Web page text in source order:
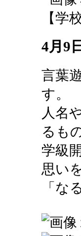
【学
4月9
言葉
す。
人名
るも
学級
思い
「な